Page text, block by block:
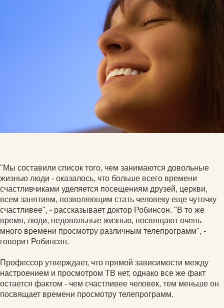
"Мы составили список того, чем занимаются довольные
жизнью люди - оказалось, что больше всего времени
счастливчиками уделяется посещениям друзей, церкви,
всем занятиям, позволяющим стать человеку еще чуточку
счастливее", - рассказывает доктор Робинсон. "В то же
время, люди, недовольные жизнью, посвящают очень
много времени просмотру различным телепрограмм", -
говорит Робинсон.
Профессор утверждает, что прямой зависимости между
настроением и просмотром ТВ нет, однако все же факт
остается фактом - чем счастливее человек, тем меньше он
посвящает времени просмотру телепрограмм.